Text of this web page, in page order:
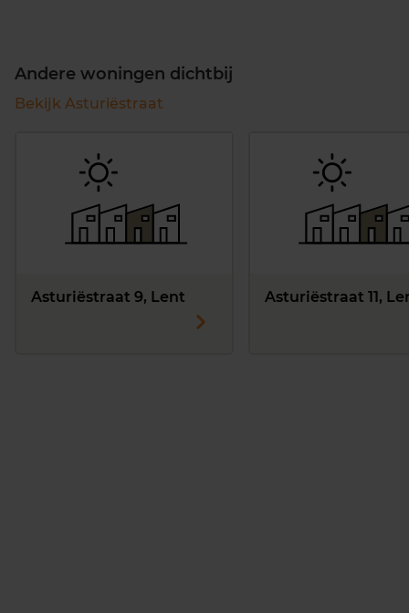
Andere woningen dichtbij
Bekijk Asturiëstraat
Asturiëstraat 9, Lent Asturiëstraat 11,